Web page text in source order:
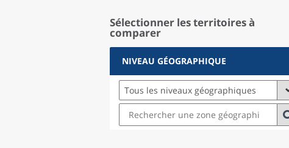
Sélectionner les territoires à
comparer
NIVEAU GÉOGRAPHIQUE
Tous les niveaux géographiques